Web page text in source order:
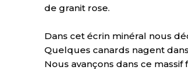
de granit rose.
Dans cet écrin minéral nous
Quelques canards nagent
Nous avançons dans ce